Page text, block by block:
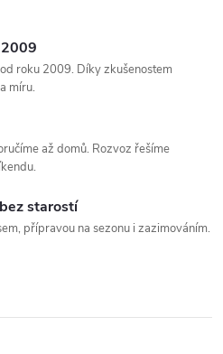
roku 2009. Díky zkušenostem
míru.
až domů. Rozvoz řešíme
starostí
přípravou na sezonu i zazimováním.